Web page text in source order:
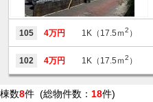
105 4万円 1K（17.5ｍ2 ）
102 4万円 1K（17.5ｍ2 ）
棟数8件 (総物件数： 18件)